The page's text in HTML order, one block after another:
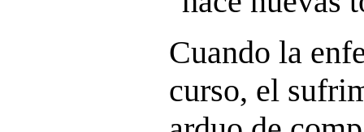
Cuando la
curso, el